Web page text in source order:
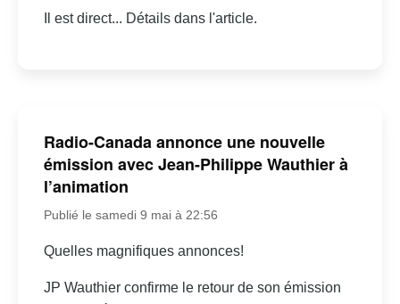
Il est direct... Détails dans l'article.
Radio-Canada annonce une nouvelle
émission avec Jean-Philippe Wauthier à
l’animation
Publié le samedi 9 mai à 22:56
Quelles magnifiques annonces!
JP Wauthier confirme le retour de son émission